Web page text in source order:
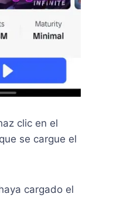
clic en el
se cargue el
cargado el